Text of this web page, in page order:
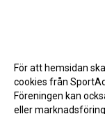
För att hemsidan
cookies från
Föreningen kan
eller